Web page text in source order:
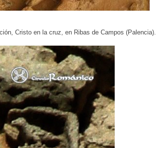
Cristo en la cruz, en Ribas de Campos (Palencia).